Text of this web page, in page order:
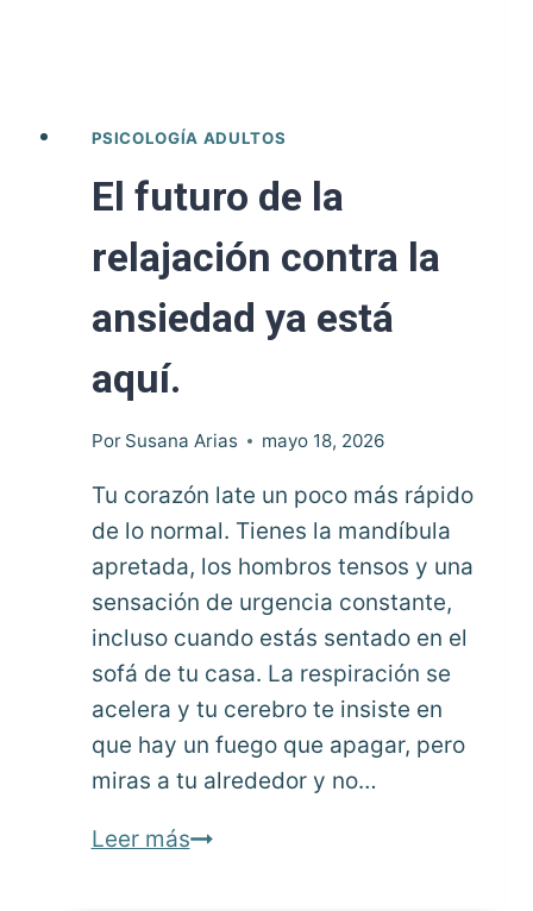
PSICOLOGÍA ADULTOS
El futuro de la
relajación contra la
ansiedad ya está
aquí.
Por Susana Arias mayo 18, 2026
Tu corazón late un poco más rápido
de lo normal. Tienes la mandíbula
apretada, los hombros tensos y una
sensación de urgencia constante,
incluso cuando estás sentado en el
sofá de tu casa. La respiración se
acelera y tu cerebro te insiste en
que hay un fuego que apagar, pero
miras a tu alrededor y no…
Leer másEl